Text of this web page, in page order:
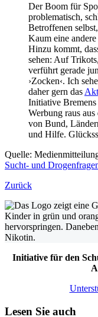
Der Boom für
problematisch,
Betroffenen
Kaum eine
Hinzu kommt,
sehen: Auf
verführt gerade
›Zocken‹. Ich
daher gern das
Initiative Bremens
Werbung raus
von Bund,
und Hilfe.
Quelle:
Sucht- und
Zurück
Initiative für den
Lesen Sie auch